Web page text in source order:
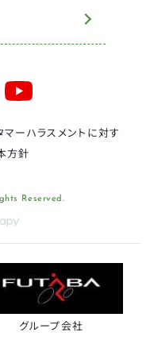
マーハラスメントに対す
方針
Reserved.
グループ会社